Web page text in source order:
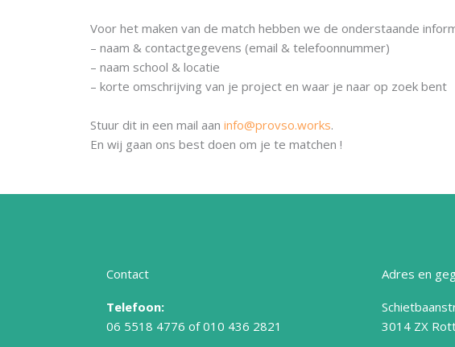
Voor het maken van de match hebben we de onderstaande
– naam & contactgegevens (email & telefoonnummer)
– naam school & locatie
– korte omschrijving van je project en waar je naar op zoek bent​
Stuur dit in een mail aan info@provso.works.
En wij gaan ons best doen om je te matchen !
Contact
Telefoon:
06 5518 4776 of010 436 2821
Adres en
3014 ZX